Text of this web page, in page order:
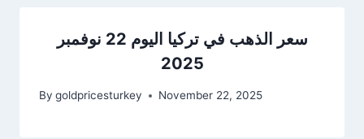
سعر الذهب في تركيا اليوم 22 نوفمبر
2025
By goldpricesturkey November 22, 2025